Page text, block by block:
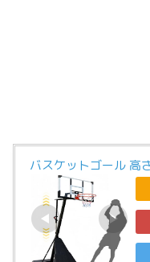
バスケットゴール 高